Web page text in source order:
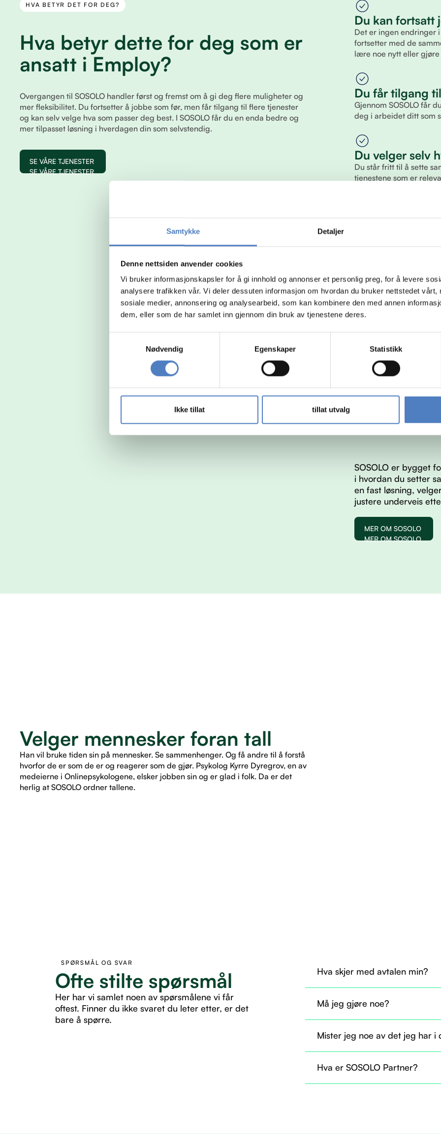
Samtykke Detaljer
Denne nettsiden anvender cookies
Vi bruker informasjonskapsler for å gi innhold og annonser et personlig preg, for å levere
analysere trafikken vår. Vi deler dessuten informasjon om hvordan du bruker nettstedet vårt,
sosiale medier, annonsering og analysearbeid, som kan kombinere den med annen
dem, eller som de har samlet inn gjennom din bruk av tjenestene deres.
Nødvendig
Egenskaper Statistikk
Ikke tillat tillat utvalg
HVA BETYR DET FOR DEG?
Hva betyr dette for deg som er
ansatt i Employ?
Overgangen til SOSOLO handler først og fremst om å gi deg flere muligheter og
mer fleksibilitet. Du fortsetter å jobbe som før, men får tilgang til flere tjenester
og kan selv velge hva som passer deg best. I SOSOLO får du en enda bedre og
mer tilpasset løsning i hverdagen din som selvstendig.
SE VÅRE TJENESTER
SE VÅRE TJENESTER
Du kan fortsatt
Det er ingen endringer
fortsetter med de
lære noe nytt eller
Du får tilgang
Gjennom SOSOLO får
deg i arbeidet ditt som
Du velger selv
Du står fritt til å sette
tjenestene som er
SOSOLO er bygget
i hvordan du setter
en fast løsning,
justere underveis
MER OM SOSOLO
MER OM SOSOLO
Velger mennesker foran tall
Han vil bruke tiden sin på mennesker. Se sammenhenger. Og få andre til å forstå
hvorfor de er som de er og reagerer som de gjør. Psykolog Kyrre Dyregrov, en av
medeierne i Onlinepsykologene, elsker jobben sin og er glad i folk. Da er det
herlig at SOSOLO ordner tallene.
SPØRSMÅL OG SVAR
Ofte stilte spørsmål
Her har vi samlet noen av spørsmålene vi får
oftest. Finner du ikke svaret du leter etter, er det
bare å spørre.
Hva skjer med avtalen min?
Må jeg gjøre noe?
som før.
Mister jeg noe av det jeg har i
til å ta i bruk flere tjenester
Hva er SOSOLO Partner?